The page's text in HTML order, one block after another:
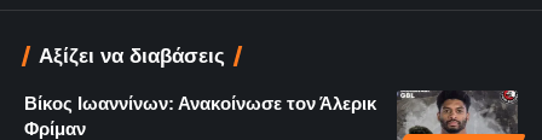
Αξίζει να διαβάσεις
Βίκος Ιωαννίνων: Ανακοίνωσε τον Άλερικ
Φρίμαν